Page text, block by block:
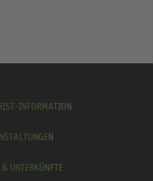
INFORMATION
UNTERKÜNFTE